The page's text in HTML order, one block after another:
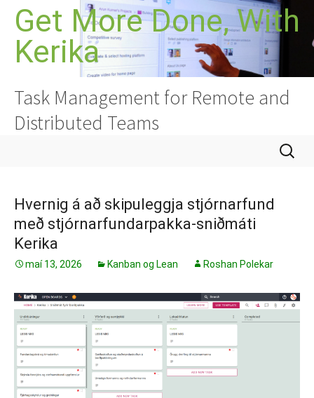
HoppaGet More Done, With
Kerika
Task Management for Remote and
Distributed Teams
Leita
að:
Hvernig á að skipuleggja stjórnarfund
með stjórnarfundarpakka-sniðmáti
Kerika
maí 13, 2026 Kanban og Lean Roshan Polekar